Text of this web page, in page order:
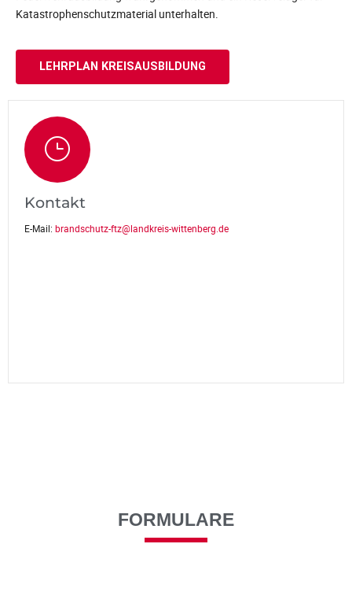
Katastrophenschutzmaterial unterhalten.
LEHRPLAN KREISAUSBILDUNG
Kontakt
E-Mail: brandschutz-ftz@landkreis-wittenberg.de
FORMULARE